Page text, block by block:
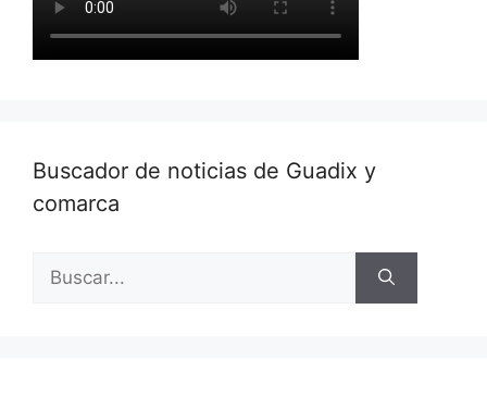
Buscador de noticias de Guadix y
comarca